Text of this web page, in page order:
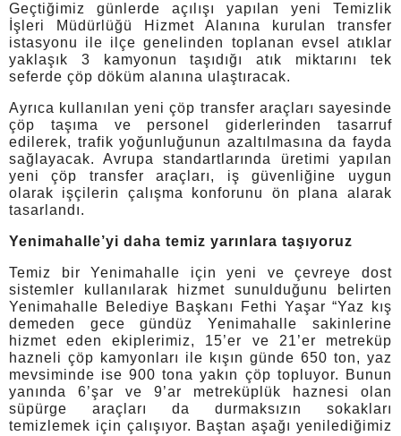
Geçtiğimiz günlerde açılışı yapılan yeni Temizlik
İşleri Müdürlüğü Hizmet Alanına kurulan transfer
istasyonu ile ilçe genelinden toplanan evsel atıklar
yaklaşık 3 kamyonun taşıdığı atık miktarını tek
seferde çöp döküm alanına ulaştıracak.
Ayrıca kullanılan yeni çöp transfer araçları sayesinde
çöp taşıma ve personel giderlerinden tasarruf
edilerek, trafik yoğunluğunun azaltılmasına da fayda
sağlayacak. Avrupa standartlarında üretimi yapılan
yeni çöp transfer araçları, iş güvenliğine uygun
olarak işçilerin çalışma konforunu ön plana alarak
tasarlandı.
Yenimahalle’yi daha temiz yarınlara taşıyoruz
Temiz bir Yenimahalle için yeni ve çevreye dost
sistemler kullanılarak hizmet sunulduğunu belirten
Yenimahalle Belediye Başkanı Fethi Yaşar “Yaz kış
demeden gece gündüz Yenimahalle sakinlerine
hizmet eden ekiplerimiz, 15’er ve 21’er metreküp
hazneli çöp kamyonları ile kışın günde 650 ton, yaz
mevsiminde ise 900 tona yakın çöp topluyor. Bunun
yanında 6’şar ve 9’ar metreküplük haznesi olan
süpürge araçları da durmaksızın sokakları
temizlemek için çalışıyor. Baştan aşağı yenilediğimiz